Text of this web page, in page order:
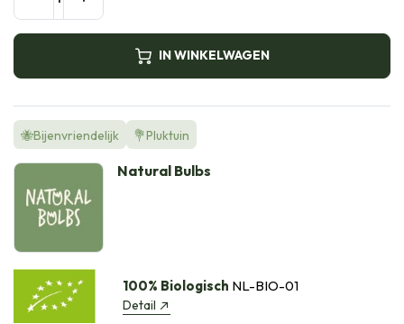
IN WINKELWAGEN
🐝Bijenvriendelijk 💐Pluktuin
Natural Bulbs
100% Biologisch NL-BIO-01
Detail